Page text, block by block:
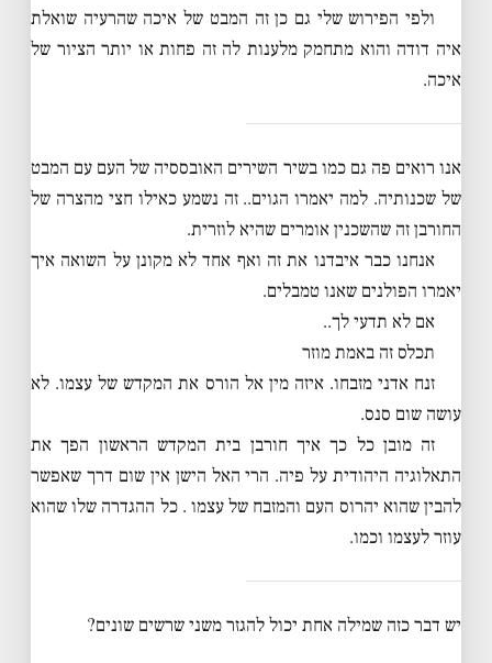
ולפי הפירוש שלי גם כן זה המבט של איכה שהרעיה שואלת
איה דודה והוא מתחמק מלענות לה זה פחות או יותר הציור של
איכה.
אנו רואים פה גם כמו בשיר השירים האובססיה של העם עם המבט
של שכנותיה. למה יאמרו הגוים.. זה נשמע כאילו חצי מהצרה של
החורבן זה שהשכנין אומרים שהיא לוזרית.
אנחנו כבר איבדנו את זה ואף אחד לא מקונן על השואה איך
יאמרו הפולנים שאנו טמבלים.
אם לא תדעי לך..
תכלס זה באמת מוזר
זנח אדני מזבחו. איזה מין אל הורס את המקדש של עצמו. לא
עושה שום סנס.
זה מובן כל כך איך חורבן בית המקדש הראשון הפך את
התאלוגיה היהודית על פיה. הרי האל הישן אין שום דרך שאפשר
להבין שהוא יהרוס העם והמזבח של עצמו . כל ההגדרה שלו שהוא
עוזר לעצמו וכמו.
יש דבר כזה שמילה אחת יכול להגזר משני שרשים שונים?